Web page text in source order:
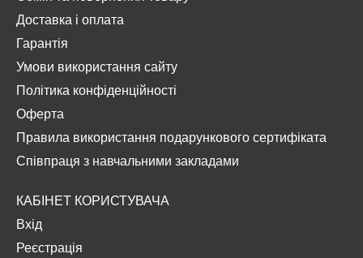
Доставка і оплата
Гарантія
Умови використання сайту
Політика конфіденційності
Оферта
Правила використання подарункового сертифіката
Співпраця з навчальними закладами
КАБІНЕТ КОРИСТУВАЧА
Вхід
Реєстрація